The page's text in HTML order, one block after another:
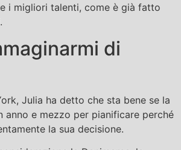
i migliori talenti, come è già fatto
di
Julia ha detto che sta bene se la
anno e mezzo per pianificare perché
la sua decisione.